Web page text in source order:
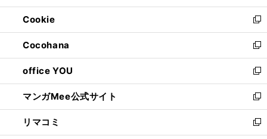
開
く
ウ
で
開
く
ン
ド
ウ
で
開
く
ウ
ィ
ン
ド
ウ
で
開
く
Cookie
新
し
い
ウ
ィ
ン
ド
ウ
で
開
Cocohana
新
し
い
ウ
ィ
ン
ド
ウ
office YOU
新
し
い
ウ
ィ
ン
マンガMee公式サイト
新
し
い
ウ
リマコミ
新